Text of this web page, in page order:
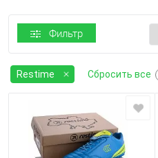
Фильтр
Restime Сбросить все